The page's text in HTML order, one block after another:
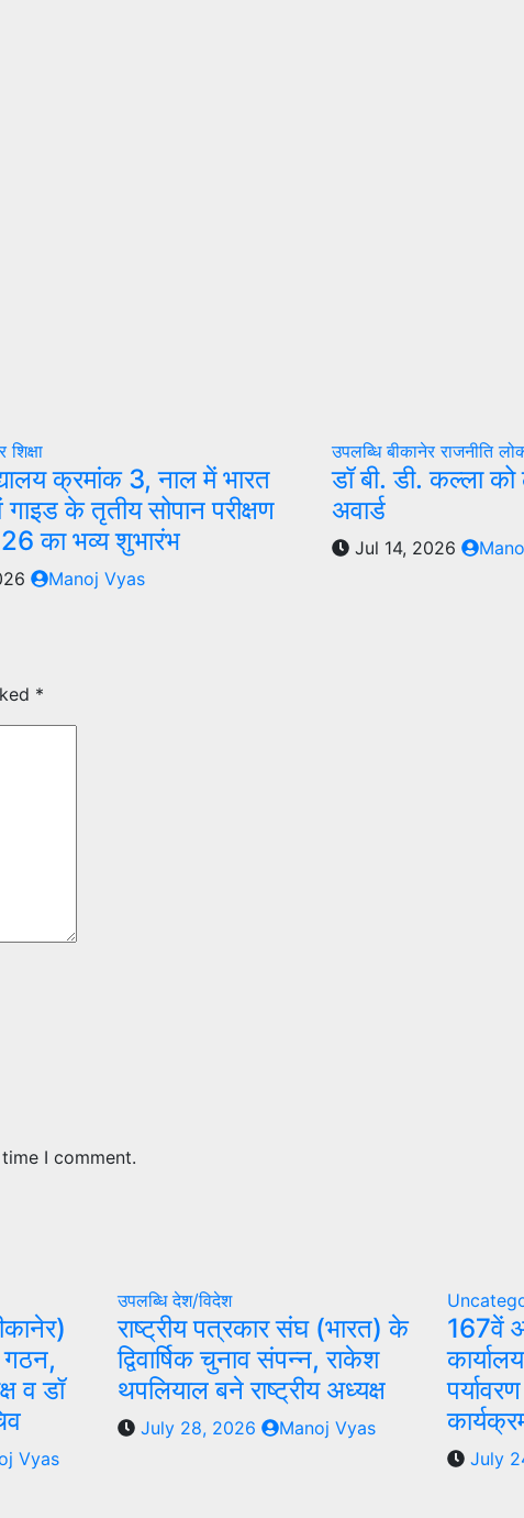
शिक्षा
क्रमांक 3, नाल में भारत
के तृतीय सोपान परीक्षण
का भव्य शुभारंभ
Manoj Vyas
उपलब्धिबीकानेरराजनीति
डॉ बी. डी. कल्ला
अवार्ड
Jul 14, 2026
*
I comment.
गठन,
व डॉ
Vyas
उपलब्धिदेश/विदेश
राष्ट्रीय पत्रकार संघ (भारत) के
द्विवार्षिक चुनाव संपन्न, राकेश
थपलियाल बने राष्ट्रीय अध्यक्ष
July 28, 2026 Manoj Vyas
167वें
July